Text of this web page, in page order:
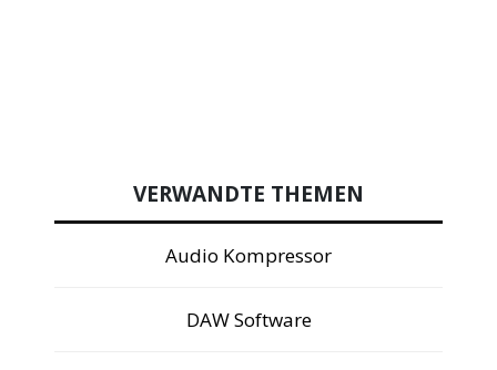
VERWANDTE THEMEN
Audio Kompressor
DAW Software